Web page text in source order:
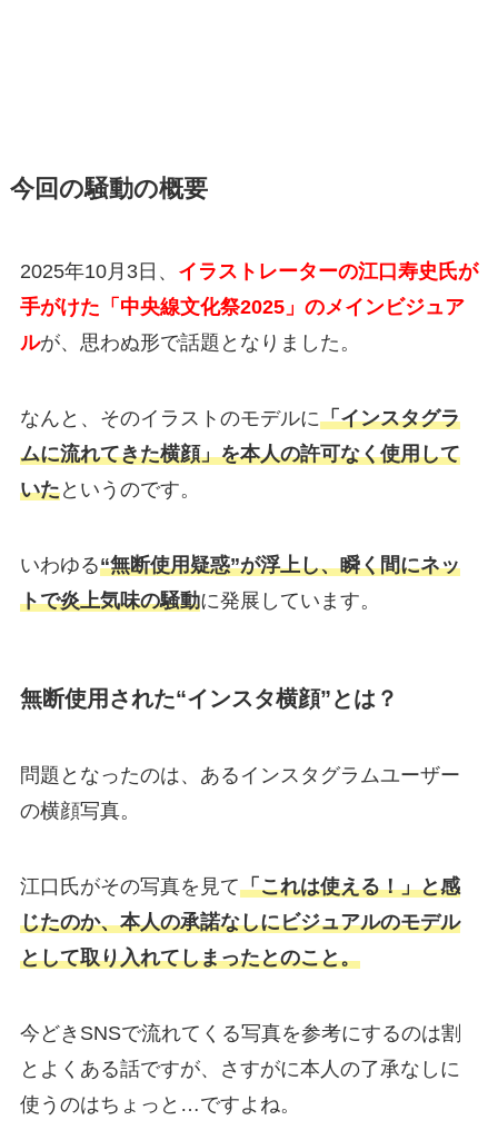
今回の騒動の概要
2025年10月3日、 イラストレーターの江口寿史氏が
手がけた「中央線文化祭2025」のメインビジュア
ルが、思わぬ形で話題となりました。
なんと、そのイラストのモデルに「インスタグラ
ムに流れてきた横顔」を本人の許可なく使用して
いたというのです。
いわゆる“無断使用疑惑”が浮上し、瞬く間にネッ
トで炎上気味の騒動に発展しています。
無断使用された“インスタ横顔”とは？
問題となったのは、あるインスタグラムユーザー
の横顔写真。
江口氏がその写真を見て「これは使える！」と感
じたのか、本人の承諾なしにビジュアルのモデル
として取り入れてしまったとのこと。
今どきSNSで流れてくる写真を参考にするのは割
とよくある話ですが、さすがに本人の了承なしに
使うのはちょっと…ですよね。